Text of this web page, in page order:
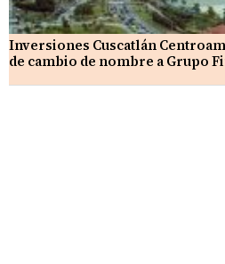
Inversiones Cuscatlán
de cambio de nombre a Grupo